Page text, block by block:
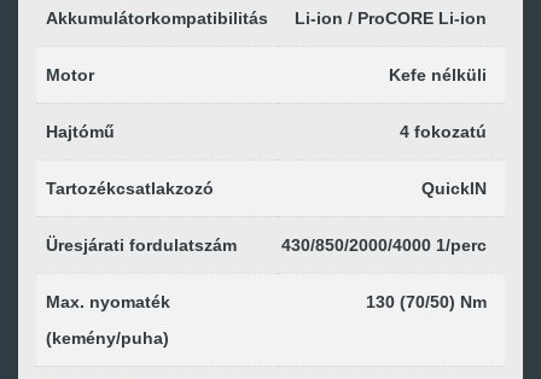
Akkumulátorkompatibilitás Li-ion / ProCORE Li-ion
Motor Kefe nélküli
Hajtómű 4 fokozatú
Tartozékcsatlakzozó QuickIN
Üresjárati fordulatszám 430/850/2000/4000 1/perc
Max. nyomaték
(kemény/puha)
130 (70/50) Nm